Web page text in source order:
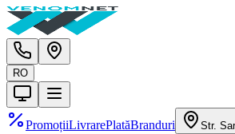
RO
PromoțiiLivrarePlatăBranduri Str.